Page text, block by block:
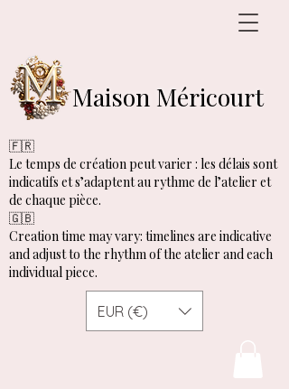
Maison Méricourt
EUR (€)
🇫🇷
Le temps de création peut varier : les délais sont
indicatifs et s’adaptent au rythme de l’atelier et
de chaque pièce.
🇬🇧
Creation time may vary: timelines are indicative
and adjust to the rhythm of the atelier and each
individual piece.